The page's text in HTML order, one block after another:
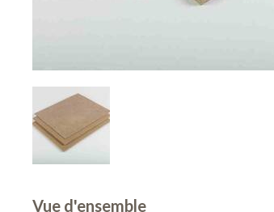
Vue d'ensemble